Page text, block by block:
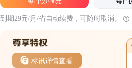
每日仅0.48元 每日
到期29元/月/省自动续费，可随时取消。
标讯详情查看